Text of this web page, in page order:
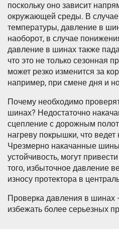
поскольку оно зависит
окружающей среды. В
температуры, давление в
наоборот, в случае
давление в шинах также
что это не только сезонная
может резко изменится за
например, при смене дня и
Почему необходимо
шинах? Недостаточно
сцепление с дорожным
нагреву покрышки, что
Чрезмерно накачанные
устойчивость, могут
того, избыточное давление
износу протектора в
Проверка давления в шинах
избежать более серьезных